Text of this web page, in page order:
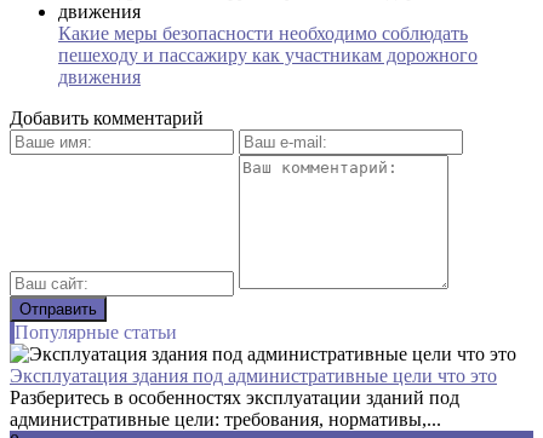
Какие меры безопасности необходимо соблюдать
пешеходу и пассажиру как участникам дорожного
движения
Добавить комментарий
Популярные статьи
Эксплуатация здания под административные цели что это
Разберитесь в особенностях эксплуатации зданий под
административные цели: требования, нормативы,...